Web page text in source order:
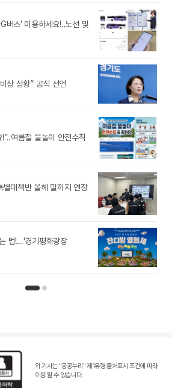
버스’ 이용하세요!‥노선 및
상 상황” 공식 선언
여름철 물놀이 안전수칙
대책반 올해 말까지 연장
법!…‘경기평화광장
위 기사는 "공공누리"제1유형:출처표시 조건에 따라
이용 할 수 있습니다.